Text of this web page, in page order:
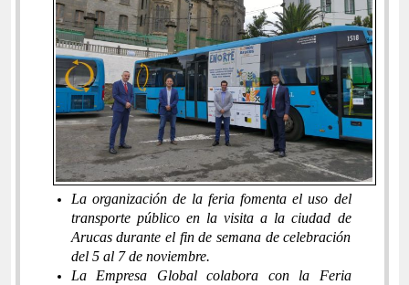
La organización de la feria fomenta el uso del
transporte público en la visita a la ciudad de
Arucas durante el fin de semana de celebración
del 5 al 7 de noviembre.
La Empresa Global colabora con la Feria